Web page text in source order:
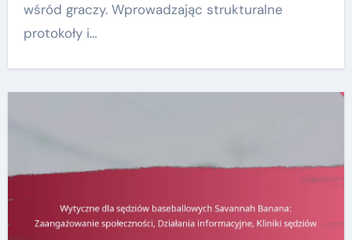
wśród graczy. Wprowadzając strukturalne
protokoły i…